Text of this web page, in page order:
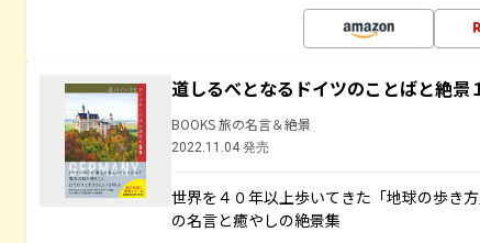
道しるべとなるドイツのことばと絶景
BOOKS 旅の名言＆絶景
2022.11.04 発売
世界を４０年以上歩いてきた「地球の歩き
の名言と癒やしの絶景集